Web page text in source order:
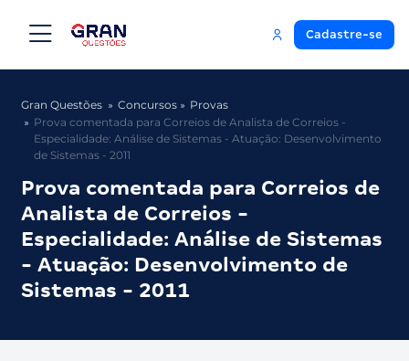
Cadastre-se
Gran Questões Concursos
Provas
Prova comentada para Correios de Analista de Correios -
Especialidade: Análise de Sistemas - Atuação: Desenvolvimento
de Sistemas - 2011
Prova comentada para Correios de
Analista de Correios -
Especialidade: Análise de Sistemas
- Atuação: Desenvolvimento de
Sistemas - 2011